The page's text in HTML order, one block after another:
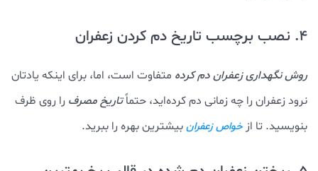
4. نصب برچسب تاریخ دم کردن زعفران
روش نگهداری زعفران دم کرده متفاوت است، اما، برای اینکه یادتان
نرود زعفران را چه زمانی دم کرده‌اید، حتماًتاریخ مصرف را روی ظرف
بنویسید. تا از خواص زعفرانبیشترین بهره را ببرید.